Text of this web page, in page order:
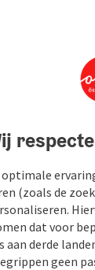
optimale
(zoals de
dat voor
derde
geen